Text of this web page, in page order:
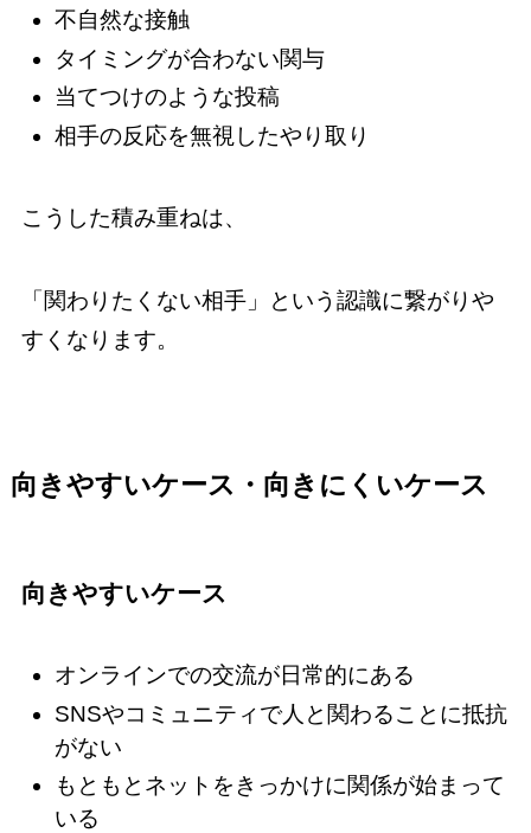
不自然な接触
タイミングが合わない関与
当てつけのような投稿
相手の反応を無視したやり取り
こうした積み重ねは、
「関わりたくない相手」という認識に繋がりや
すくなります。
向きやすいケース・向きにくいケース
向きやすいケース
オンラインでの交流が日常的にある
SNSやコミュニティで人と関わることに抵抗
がない
もともとネットをきっかけに関係が始まって
いる